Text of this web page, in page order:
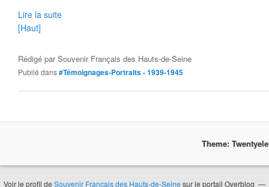
Lire la suite
[Haut]
Rédigé parSouvenir Français des Hauts-de-Seine
Publié dans#Témoignages-Portraits - 1939-1945
Theme:
Voir le profil de Souvenir Français des Hauts-de-Seine sur le portail Overblog